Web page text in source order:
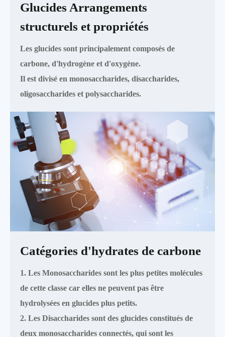
Glucides Arrangements
structurels et propriétés
Les glucides sont principalement composés de
carbone, d'hydrogène et d'oxygène.
Il est divisé en monosaccharides, disaccharides,
oligosaccharides et polysaccharides.
Catégories d'hydrates de carbone
1. Les Monosaccharides sont les plus petites molécules
de cette classe car elles ne peuvent pas être
hydrolysées en glucides plus petits.
2. Les Disaccharides sont des glucides constitués de
deux monosaccharides connectés, qui sont les